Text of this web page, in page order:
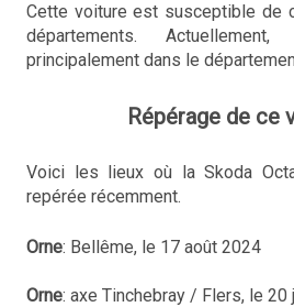
Cette voiture est susceptible de
départements.
principalement dans le
Répérage de ce
Voici les lieux où la Skoda
repérée récemment.
Orne: Bellême, le 17 août 2024
Orne: axe Tinchebray / Flers, le 20